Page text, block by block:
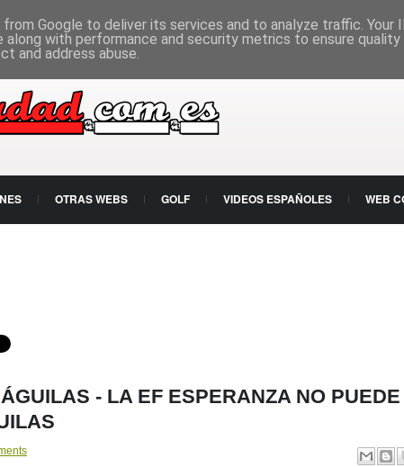
OTRAS WEBS GOLF VIDEOS ESPAÑOLES WEB
- LA EF ESPERANZA NO PUEDE
Google to deliver its services and to analyze traffic. Your
along with performance and security metrics to ensure
and address abuse.